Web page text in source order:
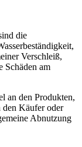
die
Verschleiß,
Schäden am
an den Produkten,
den Käufer oder
Abnutzung